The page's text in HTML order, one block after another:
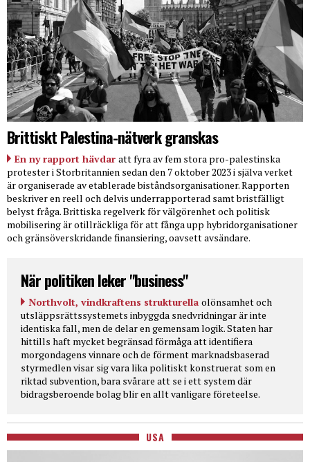
Brittiskt Palestina-nätverk granskas
En ny rapport hävdar att fyra av fem stora pro-palestinska
protester i Storbritannien sedan den 7 oktober 2023 i själva verket
är organiserade av etablerade biståndsorganisationer. Rapporten
beskriver en reell och delvis underrapporterad samt bristfälligt
belyst fråga. Brittiska regelverk för välgörenhet och politisk
mobilisering är otillräckliga för att fånga upp hybridorganisationer
och gränsöverskridande finansiering, oavsett avsändare.
När politiken leker "business"
Northvolt, vindkraftens strukturella olönsamhet och
utsläppsrättssystemets inbyggda snedvridningar är inte
identiska fall, men de delar en gemensam logik. Staten har
hittills haft mycket begränsad förmåga att identifiera
morgondagens vinnare och de förment marknadsbaserad
styrmedlen visar sig vara lika politiskt konstruerat som en
riktad subvention, bara svårare att se i ett system där
bidragsberoende bolag blir en allt vanligare företeelse.
USA